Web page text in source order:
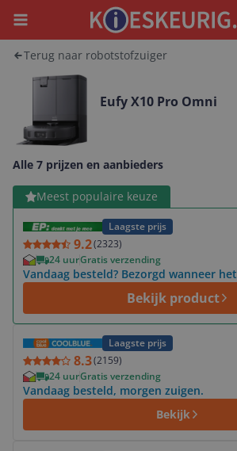
Menu
Terug naar robotstofzuiger
Eufy X10 Pro Omni
Alle 7 prijzen en aanbieders
Meest populaire keuze
Laagste prijs
9.2(2323)
24 uurGratis verzending
Vandaag besteld? Bezorgd wanneer
Bekijk product
Bekijk product
Laagste prijs
8.3(2159)
24 uurGratis verzending
Vandaag besteld, morgen zuigen.
Bekijk